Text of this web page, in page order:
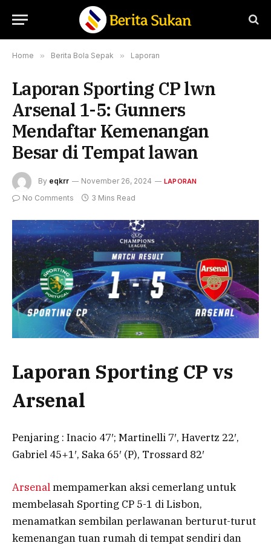
Home » Berita Bola Sepak » Laporan
Laporan Sporting CP lwn
Arsenal 1-5: Gunners
Mendaftar Kemenangan
Besar di Tempat lawan
By eqkrr November 26, 2024 LAPORAN
No Comments 3 Mins Read
Laporan Sporting CP vs
Arsenal
Penjaring : Inacio 47′; Martinelli 7′, Havertz 22′,
Gabriel 45+1′, Saka 65′ (P), Trossard 82′
Arsenalmempamerkan aksi cemerlang untuk
membelasah Sporting CP 5-1 di Lisbon,
menamatkan sembilan perlawanan berturut-turut
kemenangan tuan rumah di tempat sendiri dan